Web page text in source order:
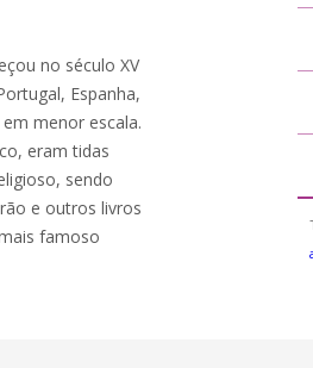
no século XV
Espanha,
menor escala.
eram tidas
sendo
e outros livros
famoso